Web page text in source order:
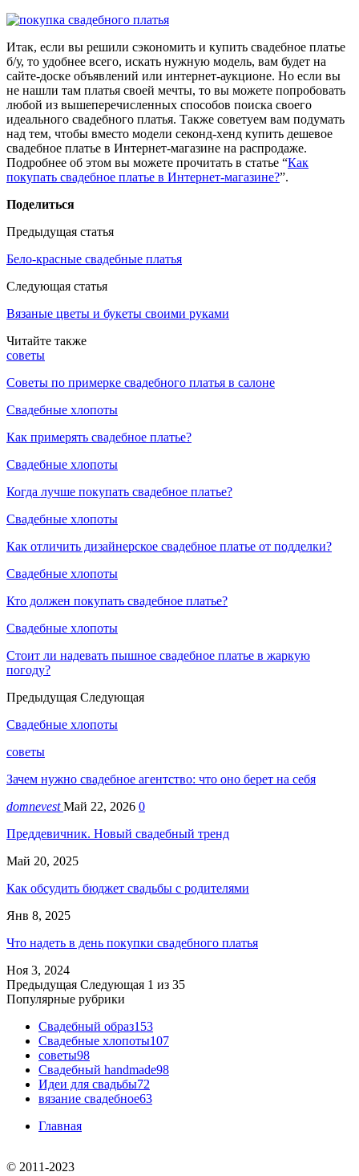
Итак, если вы решили сэкономить и купить свадебное платье
б/у, то удобнее всего, искать нужную модель, вам будет на
сайте-доске объявлений или интернет-аукционе. Но если вы
не нашли там платья своей мечты, то вы можете попробовать
любой из вышеперечисленных способов поиска своего
идеального свадебного платья. Также советуем вам подумать
над тем, чтобы вместо модели секонд-хенд купить дешевое
свадебное платье в Интернет-магазине на распродаже.
Подробнее об этом вы можете прочитать в статье “Как
покупать свадебное платье в Интернет-магазине?”.
Поделиться
Предыдущая статья
Бело-красные свадебные платья
Следующая статья
Вязаные цветы и букеты своими руками
Читайте также
советы
Советы по примерке свадебного платья в салоне
Свадебные хлопоты
Как примерять свадебное платье?
Свадебные хлопоты
Когда лучше покупать свадебное платье?
Свадебные хлопоты
Как отличить дизайнерское свадебное платье от подделки?
Свадебные хлопоты
Кто должен покупать свадебное платье?
Свадебные хлопоты
Стоит ли надевать пышное свадебное платье в жаркую
погоду?
Предыдущая Следующая
Свадебные хлопоты
советы
Зачем нужно свадебное агентство: что оно берет на себя
domnevestМай 22, 2026 0
Преддевичник. Новый свадебный тренд
Май 20, 2025
Как обсудить бюджет свадьбы с родителями
Янв 8, 2025
Что надеть в день покупки свадебного платья
Ноя 3, 2024
Предыдущая Следующая 1 из 35
Популярные рубрики
Свадебный образ153
Свадебные хлопоты107
советы98
Свадебный handmade98
Идеи для свадьбы72
вязание свадебное63
Главная
© 2011-2023